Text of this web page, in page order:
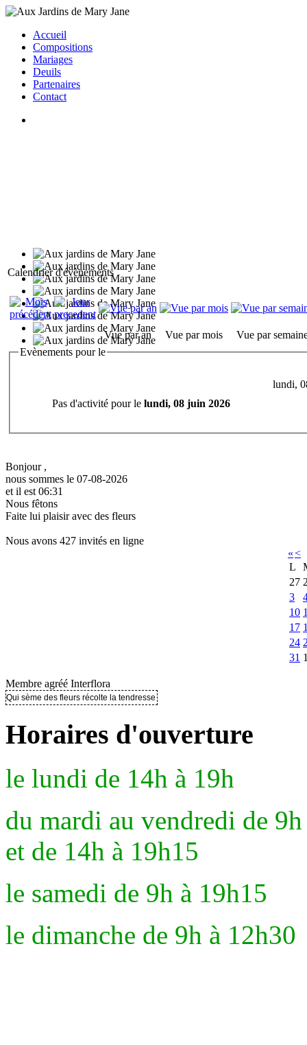
Accueil
Compositions
Mariages
Deuils
Partenaires
Contact
Calendrier d'évènements
Vue par an Vue par mois
Vue par
Evènements pour le
lundi,
Pas d'activité pour le lundi, 08 juin 2026
Bonjour ,
nous sommes le 07-08-2026
et il est 06:31
Nous fêtons
Faite lui plaisir avec des fleurs
Nous avons 427 invités en ligne
«<
L
27
3
10
17
24
31
Membre agréé Interflora
Qui sème des fleurs récolte la tendresse ..
Horaires d'ouverture
le lundi de 14h à 19h
du mardi au vendredi de
et de 14h à 19h15
le samedi de 9h à 19h15
le dimanche de 9h à 12h30